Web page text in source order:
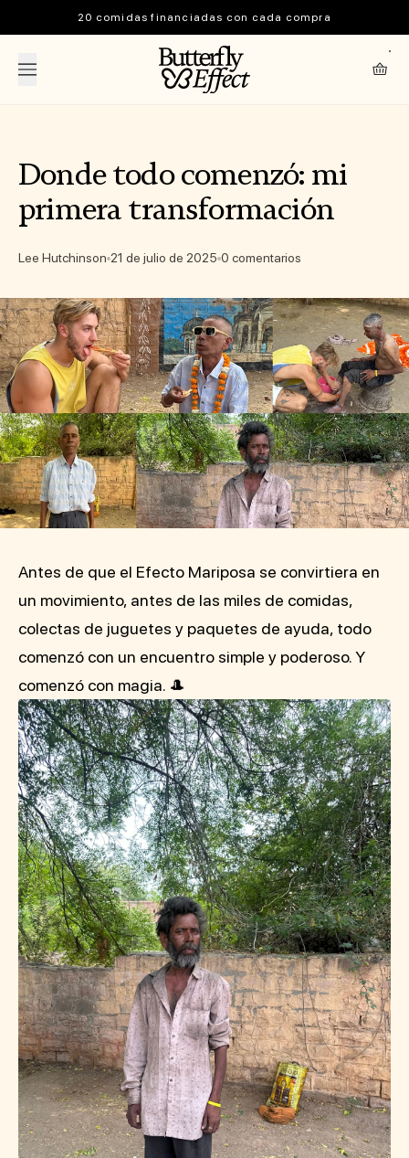
Saltar al contenido20 comidas financiadas con cada compra
The Butterfly Effect
Donde todo comenzó: mi
primera transformación
Lee Hutchinson 21 de julio de 2025 0 comentarios
Antes de que el Efecto Mariposa se convirtiera en
un movimiento, antes de las miles de comidas,
colectas de juguetes y paquetes de ayuda, todo
comenzó con un encuentro simple y poderoso. Y
comenzó con magia. 🎩